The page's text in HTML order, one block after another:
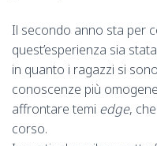
Il secondo anno sta per
quest’esperienza sia
in quanto i ragazzi si
conoscenze più
affrontare temi edge,
corso.